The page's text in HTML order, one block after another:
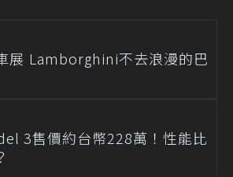
展 Lamborghini不去浪漫的巴
3售價約台幣228萬！性能比